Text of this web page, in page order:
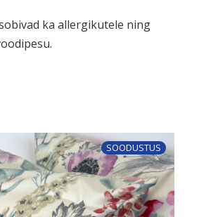
ka aller­gi­kutele ning
SOODUSTUS